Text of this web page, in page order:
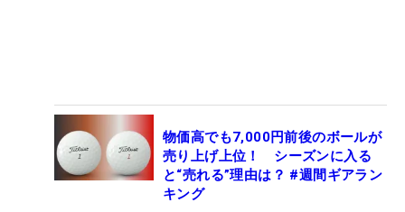
物価高でも7,000円前後のボールが
売り上げ上位！ シーズンに入る
と“売れる”理由は？ #週間ギアラン
キング